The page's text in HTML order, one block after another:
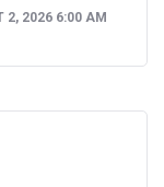
2, 2026 6:00 AM